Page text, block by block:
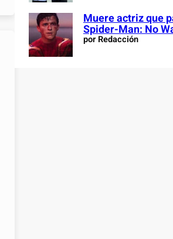
Muere actriz que
Spider-Man: No
por Redacción